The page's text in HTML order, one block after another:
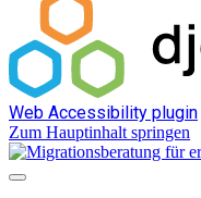
Web Accessibility plugin
Zum Hauptinhalt springen